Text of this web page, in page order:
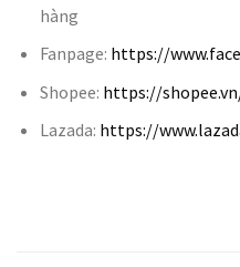
hàng
Fanpage: https://
Shopee: https://
Lazada: https://